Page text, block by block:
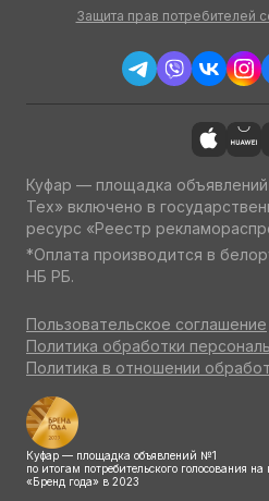
Защита прав потребителей
Куфар — площадка
Тех» включено в
ресурс «Реестр
*Оплата производится в
НБ РБ.
Пользовательское соглашение
Политика обработки
Политика в отношении
Куфар — площадка объявлений №1
по итогам потребительского голосования на
«Бренд года» в 2023